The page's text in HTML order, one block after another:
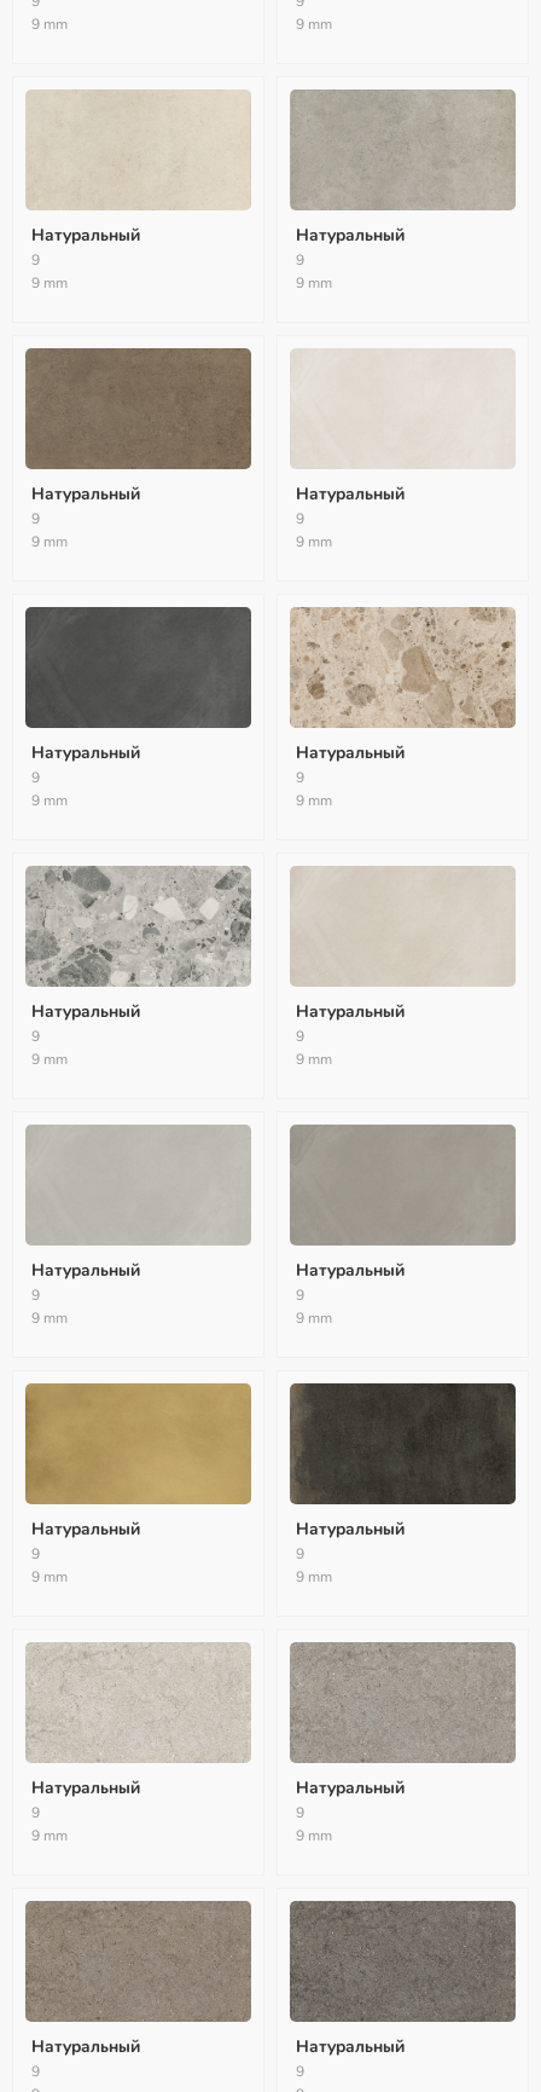
9 mm
9 mm
Натуральный
9
9 mm
Натуральный
9
9 mm
Натуральный
9
9 mm
Натуральный
9
9 mm
Натуральный
9
9 mm
Натуральный
9
9 mm
Натуральный
9
9 mm
Натуральный
9
9 mm
Натуральный
9
9 mm
Натуральный
9
9 mm
Натуральный
9
9 mm
Натуральный
9
9 mm
Натуральный
9
9 mm
Натуральный
9
9 mm
Натуральный
9
Натуральный
9